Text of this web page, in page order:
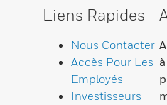
Liens Rapides
Nous Contacter
Accès Pour Les
Employés
Investisseurs